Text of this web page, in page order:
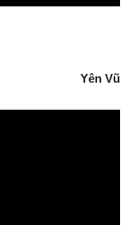
Yên Vũ